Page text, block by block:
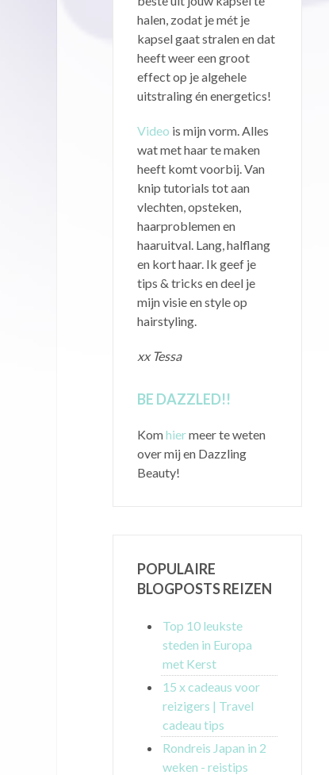
halen, zodat je mét je
kapsel gaat stralen en dat
heeft weer een groot
effect op je algehele
uitstraling én energetics!
Video is mijn vorm. Alles
wat met haar te maken
heeft komt voorbij. Van
knip tutorials tot aan
vlechten, opsteken,
haarproblemen en
haaruitval. Lang, halflang
en kort haar. Ik geef je
tips & tricks en deel je
mijn visie en style op
hairstyling.
xx Tessa
BE DAZZLED!!
Komhiermeer te weten
over mij en Dazzling
Beauty!
POPULAIRE
BLOGPOSTS REIZEN
Top 10 leukste
steden in Europa
met Kerst
15 x cadeaus voor
reizigers | Travel
cadeau tips
Rondreis Japan in 2
weken - reistips